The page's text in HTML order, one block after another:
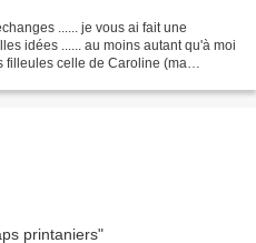
...... je vous ai fait une
idées ...... au moins autant qu'à moi
filleules celle de Caroline (ma